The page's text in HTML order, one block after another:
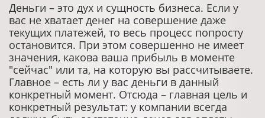
Деньги – это дух и сущность бизнеса. Если у
вас не хватает денег на совершение даже
текущих платежей, то весь процесс попросту
остановится. При этом совершенно не имеет
значения, какова ваша прибыль в моменте
"сейчас" или та, на которую вы рассчитываете.
Главное – есть ли у вас деньги в данный
конкретный момент. Отсюда – главная цель и
конкретный результат: у компании всегда